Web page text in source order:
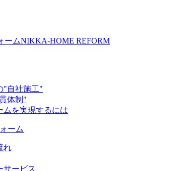
ームNIKKA-HOME REFORM
"自社施工"
体制"
ムを実現するには
ーム
れ
サービス